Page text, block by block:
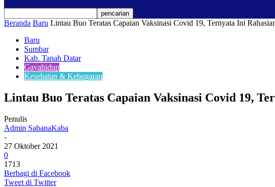
Beranda Baru Lintau Buo Teratas Capaian Vaksinasi Covid 19, Ternyata Ini
Baru
Sumbar
Kab. Tanah Datar
Gayahidup
Kesehatan & Kebugaran
Lintau Buo Teratas Capaian Vaksinasi Covid 19,
Penulis
Admin SabanaKaba
-
27 Oktober 2021
0
1713
Berbagi di Facebook
Tweet di Twitter